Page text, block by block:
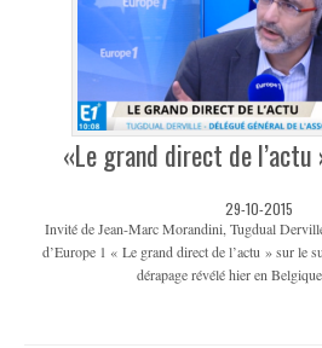
«Le grand direct de l’actu
29-10-2015
Invité de Jean-Marc Morandini, Tugdual
d’Europe 1 « Le grand direct de l’actu » sur le
dérapage révélé hier en